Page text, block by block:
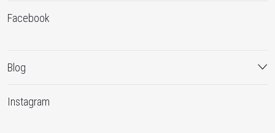
Facebook
Blog
Instagram